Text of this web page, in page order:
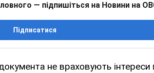
— підпишіться на Новини на
Підписатися
не враховують інтереси